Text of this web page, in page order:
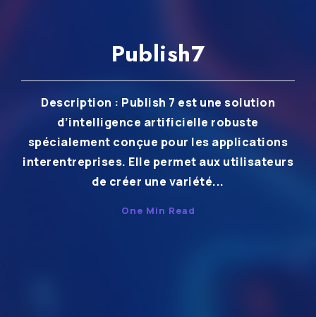
Publish7
Description : Publish 7 est une solution
d’intelligence artificielle robuste
spécialement conçue pour les applications
interentreprises. Elle permet aux utilisateurs
de créer une variété...
One Min Read